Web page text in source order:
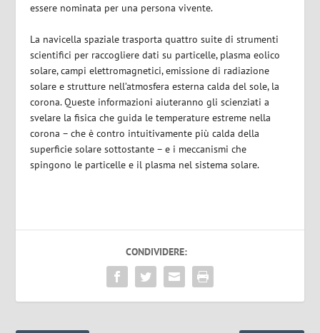
essere nominata per una persona vivente.
La navicella spaziale trasporta quattro suite di strumenti
scientifici per raccogliere dati su particelle, plasma eolico
solare, campi elettromagnetici, emissione di radiazione
solare e strutture nell’atmosfera esterna calda del sole, la
corona. Queste informazioni aiuteranno gli scienziati a
svelare la fisica che guida le temperature estreme nella
corona – che è contro intuitivamente più calda della
superficie solare sottostante – e i meccanismi che
spingono le particelle e il plasma nel sistema solare.
CONDIVIDERE: